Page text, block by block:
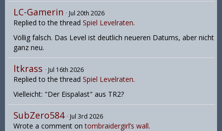
LC-Gamerin Jul 20th 2026
Replied to the thread Spiel Levelraten.
Völlig falsch. Das Level ist deutlich neueren Datums, aber nicht
ganz neu.
ltkrass Jul 16th 2026
Replied to the thread Spiel Levelraten.
Vielleicht: "Der Eispalast" aus TR2?
SubZero584 Jul 3rd 2026
Wrote a comment ontombraidergirl’s wall.